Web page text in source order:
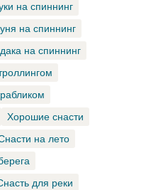
на спиннинг
на спиннинг
на спиннинг
Хорошие снасти
на лето
для реки